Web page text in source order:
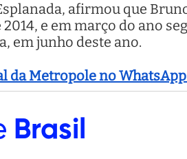
afirmou que
e em março do ano
em junho deste ano.
da Metropole no
Brasil